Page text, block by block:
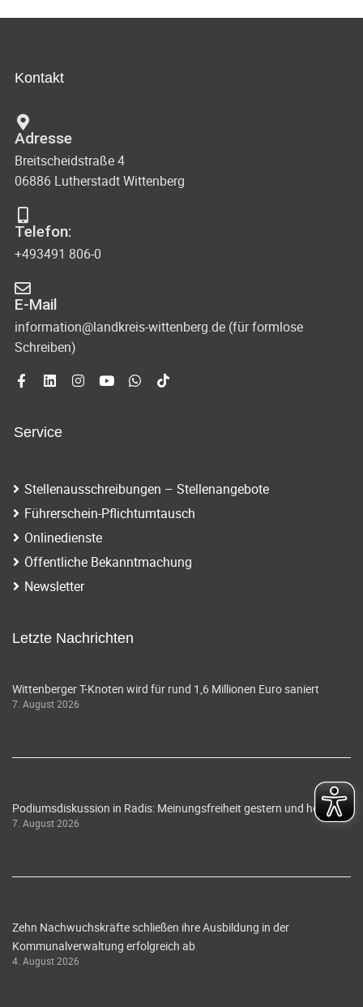
Kontakt
Adresse
Breitscheidstraße 4
06886 Lutherstadt Wittenberg
Telefon:
+493491 806-0
E-Mail
information@landkreis-wittenberg.de (für formlose
Schreiben)
Service
Stellenausschreibungen – Stellenangebote
Führerschein-Pflichtumtausch
Onlinedienste
Öffentliche Bekanntmachung
Newsletter
Letzte Nachrichten
Wittenberger T-Knoten wird für rund 1,6 Millionen Euro saniert
7. August 2026
Podiumsdiskussion in Radis: Meinungsfreiheit gestern und heute
7. August 2026
Zehn Nachwuchskräfte schließen ihre Ausbildung in der
Kommunalverwaltung erfolgreich ab
4. August 2026